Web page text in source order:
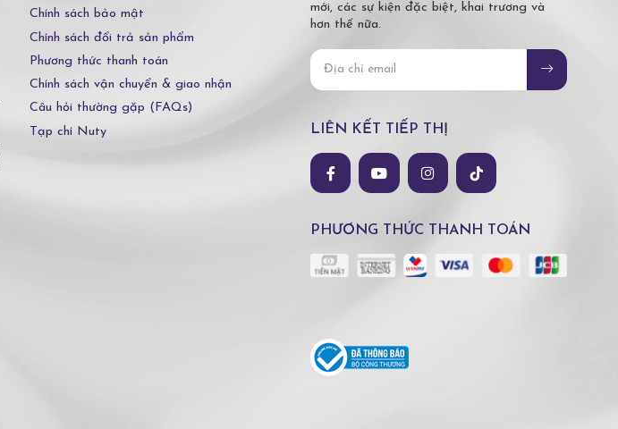
Chính sách bảo mật
Chính sách đổi trả sản phẩm
Phương thức thanh toán
Chính sách vận chuyển & giao nhận
Câu hỏi thường gặp (FAQs)
Tạp chí Nuty
mới, các sự kiện đặc biệt, khai trương và
hơn thế nữa.
LIÊN KẾT TIẾP THỊ
PHƯƠNG THỨC THANH TOÁN